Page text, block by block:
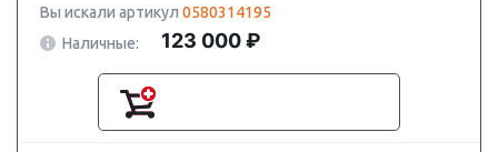
Вы искали артикул 0580314195
Наличные:
123 000 ₽